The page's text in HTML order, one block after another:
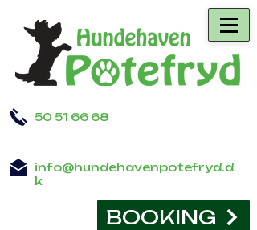
50 51 66 68
BOOKING
info@hundehavenpotefryd.d
k